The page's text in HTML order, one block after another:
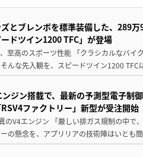
ズとブレンボを標準装備した、289
ドツイン1200 TFC」が登場
至高のスポーツ性能 「クラシカルなバイ
んな先入観を、スピードツイン1200
ンジン搭載で、最新の予測型電子制
ファクトリー」新型が受注開始
のV4エンジン 「厳しい排ガス規制の中で
の懸念を、アプリリアの技術陣はいとも